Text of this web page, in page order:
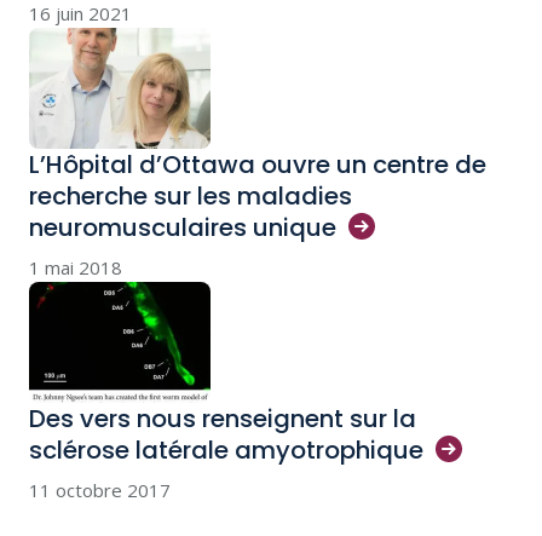
16 juin 2021
L’Hôpital d’Ottawa ouvre un centre de
recherche sur les maladies
neuromusculaires unique
1 mai 2018
Des vers nous renseignent sur la
sclérose latérale amyotrophique
11 octobre 2017